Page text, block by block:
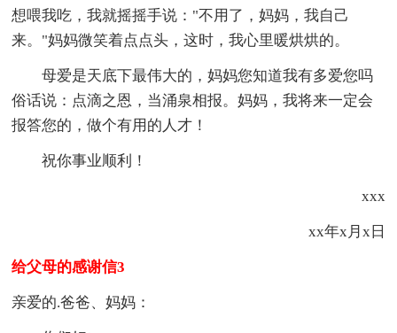
想喂我吃，我就摇摇手说："不用了，妈妈，我自己
来。"妈妈微笑着点点头，这时，我心里暖烘烘的。
母爱是天底下最伟大的，妈妈您知道我有多爱您吗
俗话说：点滴之恩，当涌泉相报。妈妈，我将来一定会
报答您的，做个有用的人才！
祝你事业顺利！
xxx
xx年x月x日
给父母的感谢信3
亲爱的.爸爸、妈妈：